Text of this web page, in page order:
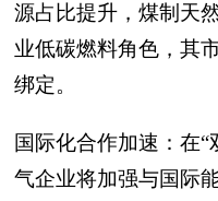
源占比提升，煤制天
业低碳燃料角色，其
绑定。
国际化合作加速：在
气企业将加强与国际